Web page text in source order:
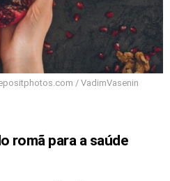
/ VadimVasenin
romã para a saúde